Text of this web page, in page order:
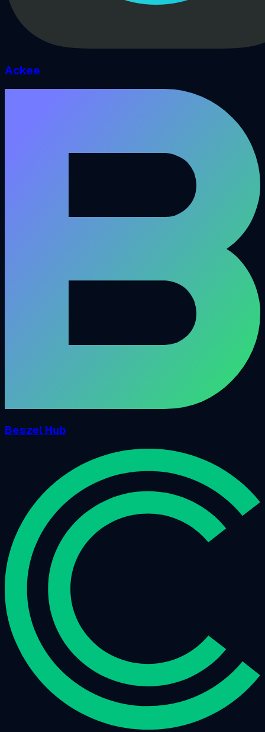
Ackee
Beszel Hub